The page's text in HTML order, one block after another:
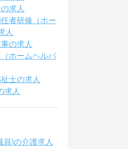
求人
者研修（ホー
人
の求人
ホームヘルパ
士の求人
求人
)の介護求人